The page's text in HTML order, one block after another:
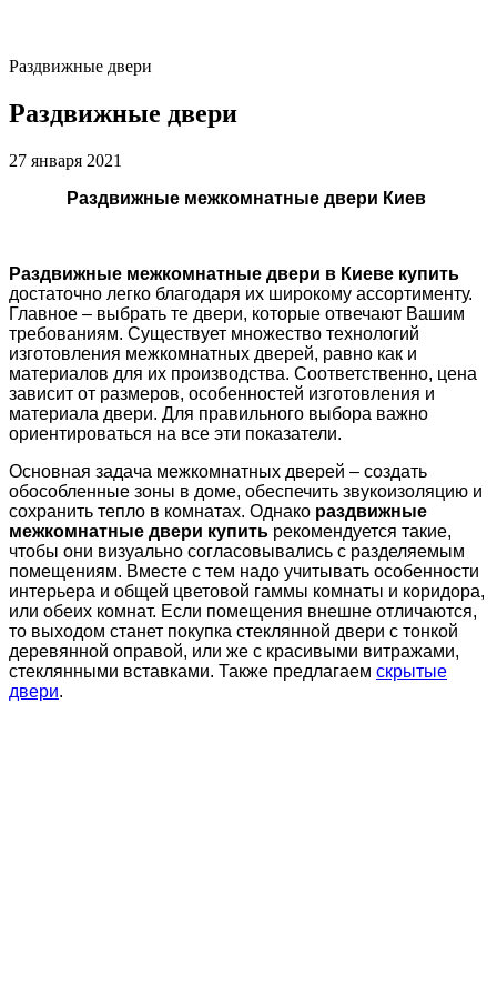
Раздвижные двери
Раздвижные двери
27 января 2021
Раздвижные межкомнатные двери Киев
Раздвижные межкомнатные двери в Киеве купить
достаточно легко благодаря их широкому ассортименту.
Главное – выбрать те двери, которые отвечают Вашим
требованиям. Существует множество технологий
изготовления межкомнатных дверей, равно как и
материалов для их производства. Соответственно, цена
зависит от размеров, особенностей изготовления и
материала двери. Для правильного выбора важно
ориентироваться на все эти показатели.
Основная задача межкомнатных дверей – создать
обособленные зоны в доме, обеспечить звукоизоляцию и
сохранить тепло в комнатах. Однако раздвижные
межкомнатные двери купить рекомендуется такие,
чтобы они визуально согласовывались с разделяемым
помещениям. Вместе с тем надо учитывать особенности
интерьера и общей цветовой гаммы комнаты и коридора,
или обеих комнат. Если помещения внешне отличаются,
то выходом станет покупка стеклянной двери с тонкой
деревянной оправой, или же с красивыми витражами,
стеклянными вставками. Также предлагаем скрытые
двери.